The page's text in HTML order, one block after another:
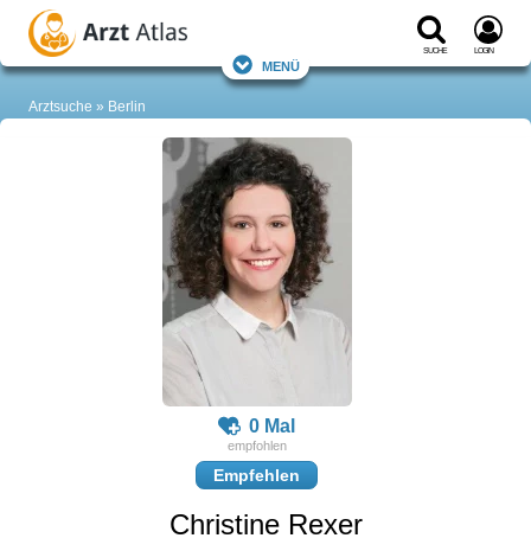
Suche Login
Menü
Arztsuche Berlin
0 Mal
Empfehlen
Christine Rexer